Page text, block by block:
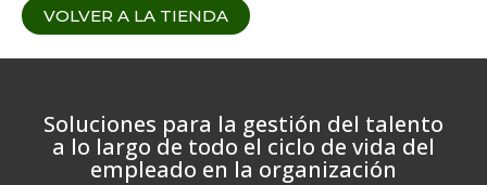
VOLVER A LA TIENDA
Soluciones para la gestión del talento
a lo largo de todo el ciclo de vida del
empleado en la organización